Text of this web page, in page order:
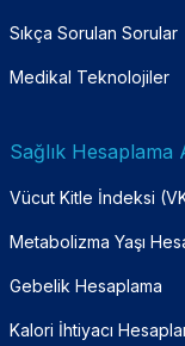
Sıkça Sorulan Sorular
Medikal Teknolojiler
Sağlık Hesaplama
Vücut Kitle İndeksi
Metabolizma Yaşı
Gebelik Hesaplama
Kalori İhtiyacı